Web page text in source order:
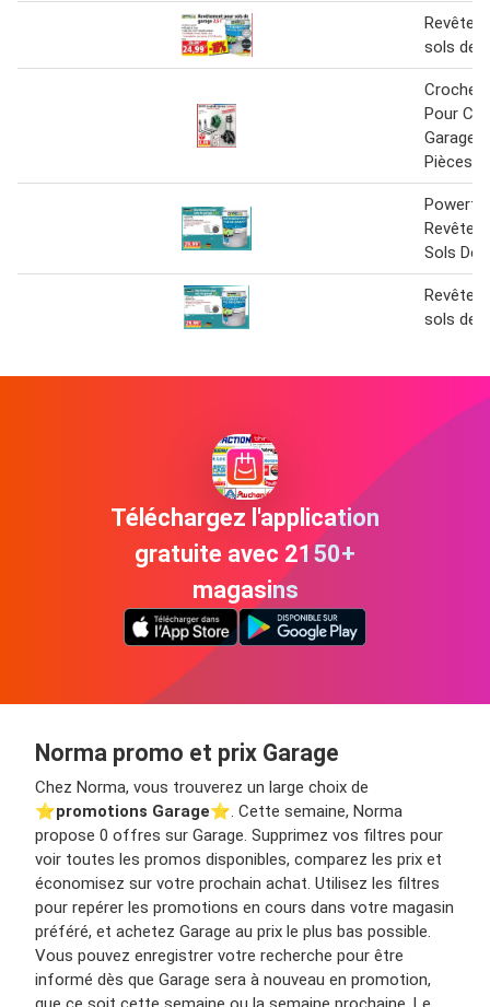
sols de
Crochet
Pour
Garage
Pièces
Sols De
sols de
Téléchargez l'application
gratuite avec 2150+
magasins
Norma promo et prix Garage
Chez Norma, vous trouverez un large choix de
⭐️promotions Garage⭐️. Cette semaine, Norma
propose 0 offres sur Garage. Supprimez vos filtres pour
voir toutes les promos disponibles, comparez les prix et
économisez sur votre prochain achat. Utilisez les filtres
pour repérer les promotions en cours dans votre magasin
préféré, et achetez Garage au prix le plus bas possible.
Vous pouvez enregistrer votre recherche pour être
informé dès que Garage sera à nouveau en promotion,